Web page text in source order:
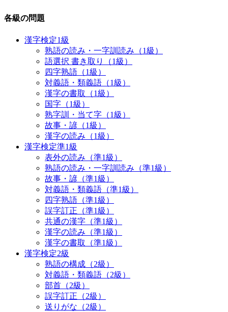
各級の問題
漢字検定1級
熟語の読み・一字訓読み（1級）
語選択 書き取り（1級）
四字熟語（1級）
対義語・類義語（1級）
漢字の書取（1級）
国字（1級）
熟字訓・当て字（1級）
故事・諺（1級）
漢字の読み（1級）
漢字検定準1級
表外の読み（準1級）
熟語の読み・一字訓読み（準1級）
故事・諺（準1級）
対義語・類義語（準1級）
四字熟語（準1級）
誤字訂正（準1級）
共通の漢字（準1級）
漢字の読み（準1級）
漢字の書取（準1級）
漢字検定2級
熟語の構成（2級）
対義語・類義語（2級）
部首（2級）
誤字訂正（2級）
送りがな（2級）